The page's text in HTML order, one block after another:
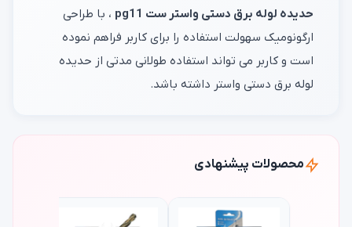
حدیده لوله برق دستی واستر ست pg11
، با طراحی
ارگونومیک سهولت استفاده را برای کاربر فراهم نموده
است و کاربر می تواند استفاده طولانی مدتی از حدیده
لوله برق دستی واستر داشته باشد.
محصولات پیشنهادی